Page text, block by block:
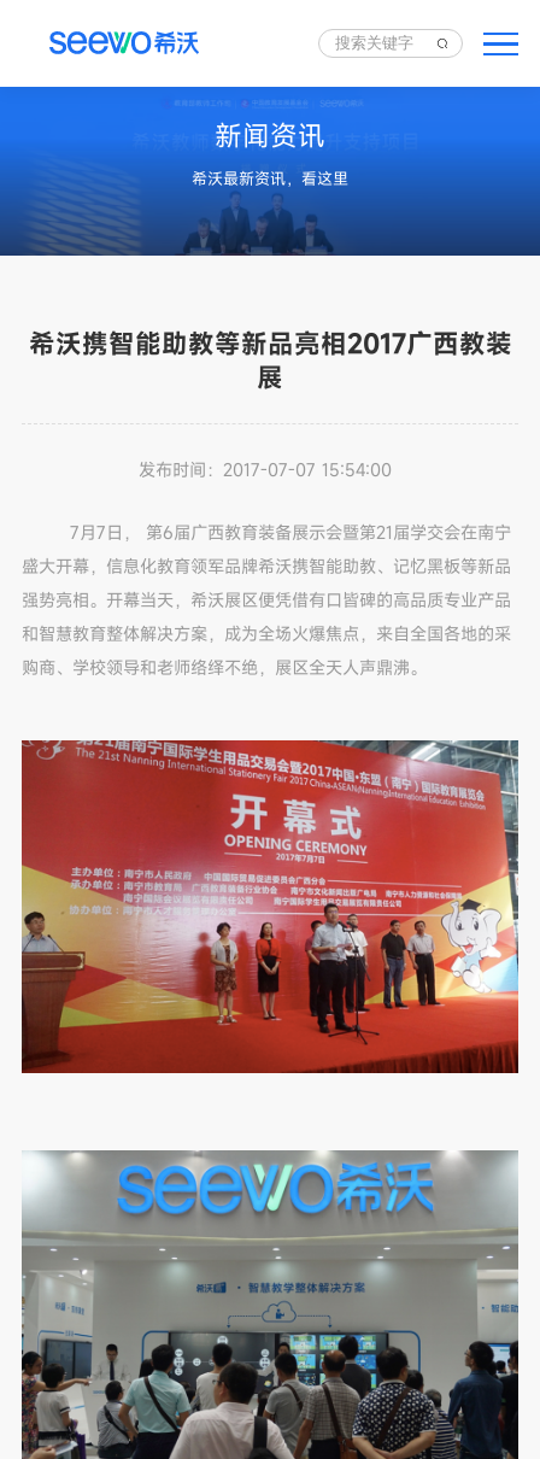
新闻资讯
希沃最新资讯，看这里
希沃携智能助教等新品亮相2017广西教装
展
发布时间： 2017-07-07 15:54:00
7月7日， 第6届广西教育装备展示会暨第21届学交会在南宁
盛大开幕，信息化教育领军品牌希沃携智能助教、记忆黑板等新品
强势亮相。开幕当天，希沃展区便凭借有口皆碑的高品质专业产品
和智慧教育整体解决方案，成为全场火爆焦点，来自全国各地的采
购商、学校领导和老师络绎不绝，展区全天人声鼎沸。